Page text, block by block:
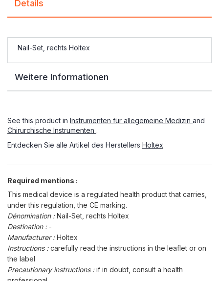
Details
Nail-Set, rechts Holtex
Weitere Informationen
See this product in Instrumenten für allegemeine Medizin and
Chirurchische Instrumenten .
Entdecken Sie alle Artikel des Herstellers Holtex
Required mentions :
This medical device is a regulated health product that carries,
under this regulation, the CE marking.
Dénomination :Nail-Set, rechts Holtex
Destination : -
Manufacturer :Holtex
Instructions :carefully read the instructions in the leaflet or on
the label
Precautionary instructions :if in doubt, consult a health